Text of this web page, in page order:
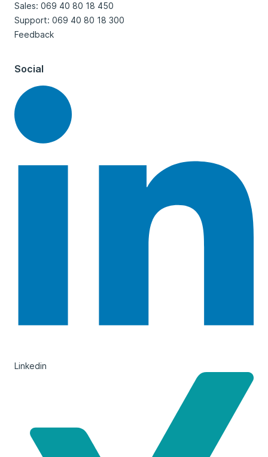
Sales: 069 40 80 18 450
Support: 069 40 80 18 300
Feedback
Social
Linkedin